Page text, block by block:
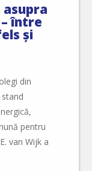
între
și
din
pentru
van Wijk a